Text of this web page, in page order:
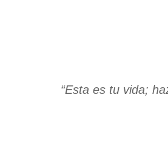
“Esta es tu vida;